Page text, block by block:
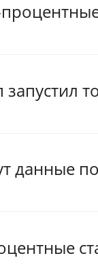
данные